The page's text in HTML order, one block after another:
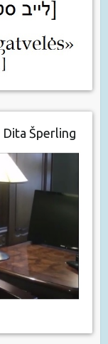
Šperling